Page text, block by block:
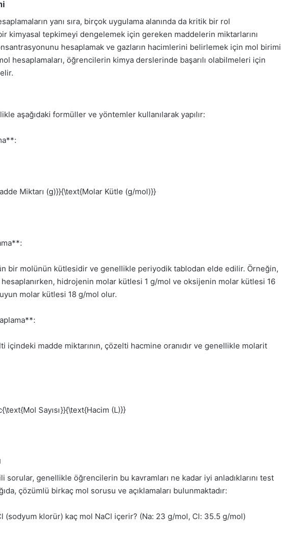
yanı sıra, birçok uygulama alanında da kritik bir rol
kimyasal tepkimeyi dengelemek için gereken maddelerin miktarlarını
hesaplamak ve gazların hacimlerini belirlemek için mol birimi
hesaplamaları, öğrencilerin kimya derslerinde başarılı olabilmeleri için
aşağıdaki formüller ve yöntemler kullanılarak yapılır:
Miktarı (g)}}{\text{Molar Kütle (g/mol)}}
bir molünün kütlesidir ve genellikle periyodik tablodan elde edilir. Örneğin,
hidrojenin molar kütlesi 1 g/mol ve oksijenin molar kütlesi 16
molar kütlesi 18 g/mol olur.
içindeki madde miktarının, çözelti hacmine oranıdır ve genellikle molarit
Sayısı}}{\text{Hacim (L)}}
sorular, genellikle öğrencilerin bu kavramları ne kadar iyi anladıklarını test
çözümlü birkaç mol sorusu ve açıklamaları bulunmaktadır:
(sodyum klorür) kaç mol NaCl içerir? (Na: 23 g/mol, Cl: 35.5 g/mol)